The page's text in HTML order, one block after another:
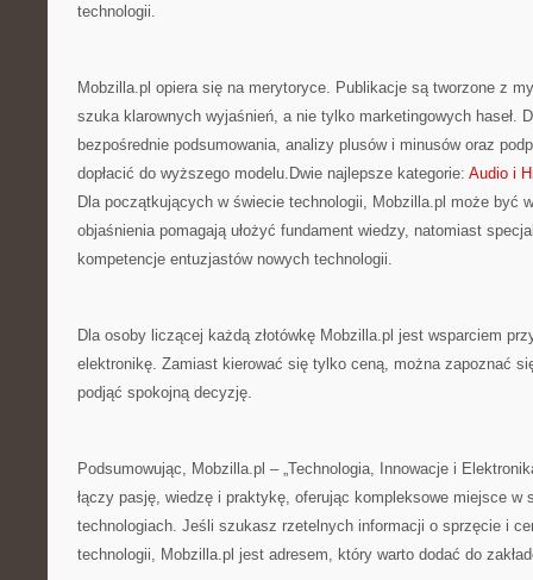
technologii.
Mobzilla.pl opiera się na merytoryce. Publikacje są tworzone z
szuka klarownych wyjaśnień, a nie tylko marketingowych haseł.
bezpośrednie podsumowania, analizy plusów i minusów oraz
dopłacić do wyższego modelu.Dwie najlepsze kategorie: Audio i
Dla początkujących w świecie technologii, Mobzilla.pl może być
objaśnienia pomagają ułożyć fundament wiedzy, natomiast
kompetencje entuzjastów nowych technologii.
Dla osoby liczącej każdą złotówkę Mobzilla.pl jest wsparciem
elektronikę. Zamiast kierować się tylko ceną, można zapoznać
podjąć spokojną decyzję.
Podsumowując, Mobzilla.pl – „Technologia, Innowacje i
łączy pasję, wiedzę i praktykę, oferując kompleksowe miejsce w
technologiach. Jeśli szukasz rzetelnych informacji o sprzęcie i
technologii, Mobzilla.pl jest adresem, który warto dodać do